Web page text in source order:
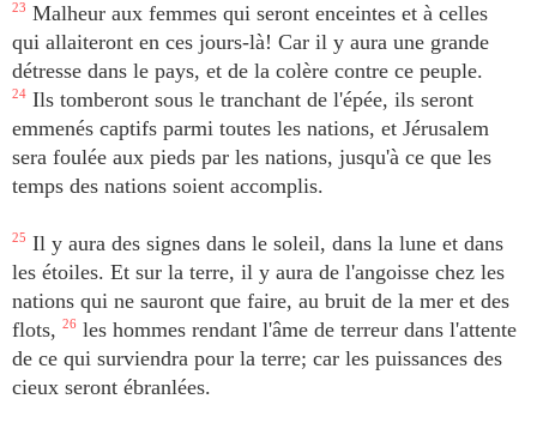
23 Malheur aux femmes qui seront enceintes et à celles
qui allaiteront en ces jours-là! Car il y aura une grande
détresse dans le pays, et de la colère contre ce peuple.
24 Ils tomberont sous le tranchant de l'épée, ils seront
emmenés captifs parmi toutes les nations, et Jérusalem
sera foulée aux pieds par les nations, jusqu'à ce que les
temps des nations soient accomplis.
25 Il y aura des signes dans le soleil, dans la lune et dans
les étoiles. Et sur la terre, il y aura de l'angoisse chez les
nations qui ne sauront que faire, au bruit de la mer et des
flots, 26 les hommes rendant l'âme de terreur dans l'attente
de ce qui surviendra pour la terre; car les puissances des
cieux seront ébranlées.